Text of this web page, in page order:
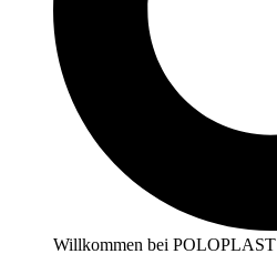
Willkommen bei POLOPLAST